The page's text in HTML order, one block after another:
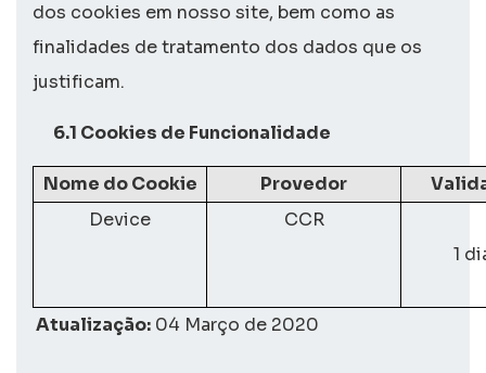
dos cookies em nosso site, bem como as
finalidades de tratamento dos dados que os
justificam.
6.1 Cookies de Funcionalidade
Nome do Cookie Provedor
Device
CCR
1
Atualização: 04 Março de 2020